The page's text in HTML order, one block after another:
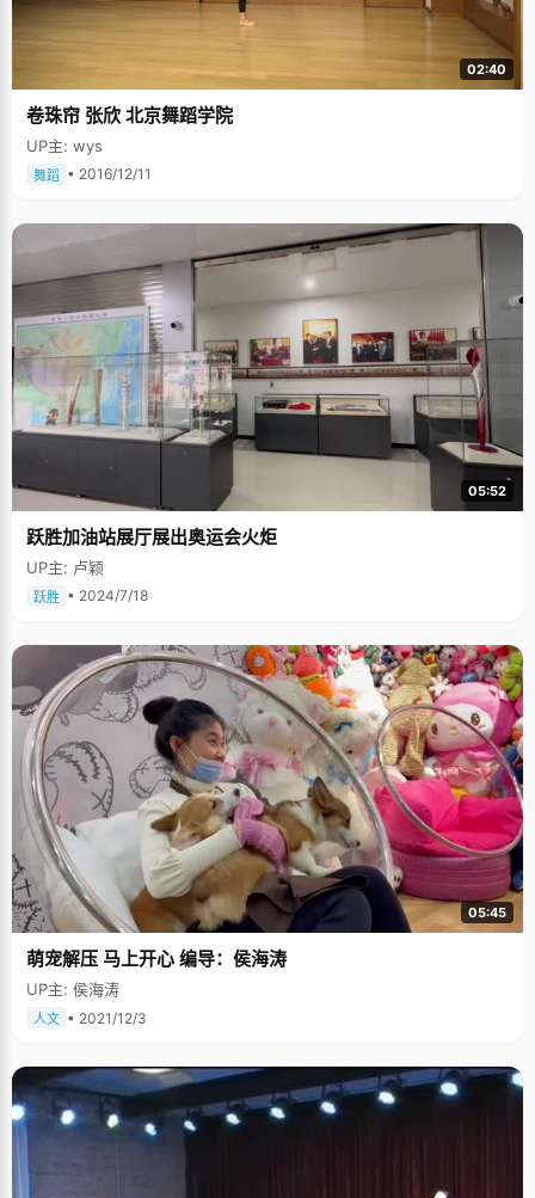
教室就开始叮嘱自己的学生把重点放在基础知识上，不必要在难题上花费太
多时间。"当时我们的班主任很严肃的提醒我们，高考这东西就好像一场赌
博，什么都有可能发生"，何聪说，"当时我们班的同学都不敢掉以轻心。"事
实证明，班主任的话果然正确，延考区的试题比正常考区要难，尤其是数
所谓专家言论的同学则后悔不已。 特殊的成长经历 何聪是跟着爷爷奶奶长大
机会回家 。特殊的环境让何聪心智成熟的很早，当其他小孩子能在周末跟着
爸爸妈妈出去玩，他就会呆在家里看书，学习。小学毕业的时候，何聪已经
校减免了何聪的所有学习费用，还提供了全额的奖学金以及适当的生活补
助，让何聪可以毫无顾忌的投入到学习中。虽然私立学校教正规学校而言，
还有很多不完善，学生素质参差，但何聪坚信，主观因素才是最重要的，不
管在怎样的环境下，只要坚守自己的目标和信念，都能取得好的成绩，何聪
也是如是的证明了自己。 用催眠释放自己的情绪 何聪是个理科生，却特别具
有文科生的特质，他非常喜欢看文学、哲学类书籍，尤其是心理学的书籍，
平时没事的时候就爱琢磨，有时候上课也看，常常被老师发现批评一顿。何
聪对佛洛依德的书，《梦的解析》以及催眠类的书籍甚感兴趣，自学了催眠
学，还买了很多催眠的小物件，下载了很多催眠大师的音乐回来。"高中的时
候，每当情绪特别不好，我就会尝试给自己催眠，鼓励自己，消解不好的心
情"，何聪说，"高考的前几天，我突然感觉特别疲惫，有要逃避的感觉，后
来就找了一些心理学的书看，用催眠的方法给自己做一些积极的暗示，感觉
才好了起来。"进了大学以后，何聪有时间就会去听心理学的课程，他把这个
到一定程度后，外界的环境对他的影响是很微弱的"，同学们因此把他看成是
一个"理想主义者"。但是，在何聪的脸上，我们看到了这句话背后的很多无
奈、坚持和坚强。当我们不能拥有太多的时候，我们至少可以拥有希望和信
苦的岁月，在此，祝福何聪在北大由一个快乐充实的幸福时光，未来的路走
的顺畅。
02:40
卷珠帘 张欣 北京舞蹈学院
UP主: wys
舞蹈 • 2016/12/11
05:52
跃胜加油站展厅展出奥运会火炬
UP主: 卢颖
跃胜 • 2024/7/18
05:45
萌宠解压 马上开心 编导：侯海涛
UP主: 侯海涛
人文 • 2021/12/3